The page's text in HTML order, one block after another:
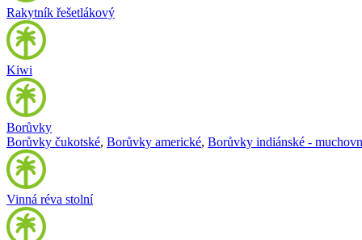
Rakytník řešetlákový
Kiwi
Borůvky
Borůvky čukotské, Borůvky americké, Borůvky indiánské -
Vinná réva stolní